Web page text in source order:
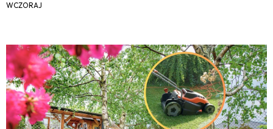
WCZORAJ